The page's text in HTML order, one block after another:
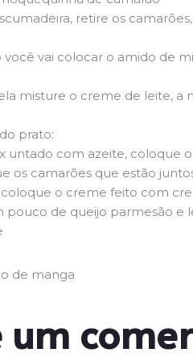
retire os
você vai colocar o amido de
misture o creme de leite, a
prato:
untado com azeite, coloque
os camarões que estão
o creme feito com
pouco de queijo parmesão e
de manga
um